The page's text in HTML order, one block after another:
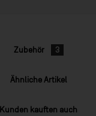
Zubehör 3
Ähnliche Artikel
Kunden kauften auch